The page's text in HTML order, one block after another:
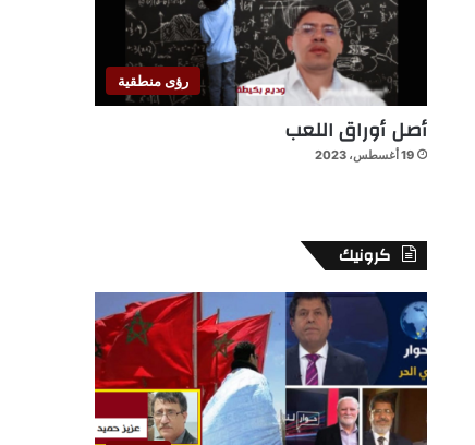
رؤى منطقية
أصل أوراق اللعب
19 أغسطس، 2023
كرونيك